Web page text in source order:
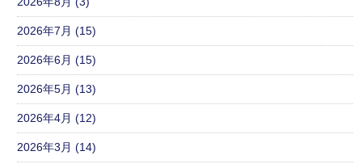
2026年7月 (15)
2026年6月 (15)
2026年5月 (13)
2026年4月 (12)
2026年3月 (14)